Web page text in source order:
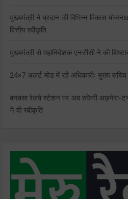
मुख्यमंत्री ने प्रदान की विभिन्न विकास
वित्तीय स्वीकृति
मुख्यमंत्री से महानिदेशक एनसीसी ने की
24×7 अलर्ट मोड में रहें अधिकारीः मुख्य सचिव
बनबसा रेलवे स्टेशन पर अब रुकेगी अछनेरा-
ने दी स्वीकृति